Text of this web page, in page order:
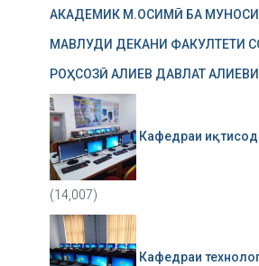
АКАДЕМИК М.ОСИМӢ БА
МАВЛУДИ ДЕКАНИ ФАКУЛТЕТИ
РОҲСОЗӢ АЛИЕВ ДАВЛАТ
Кафедраи
(14,007)
Кафедраи